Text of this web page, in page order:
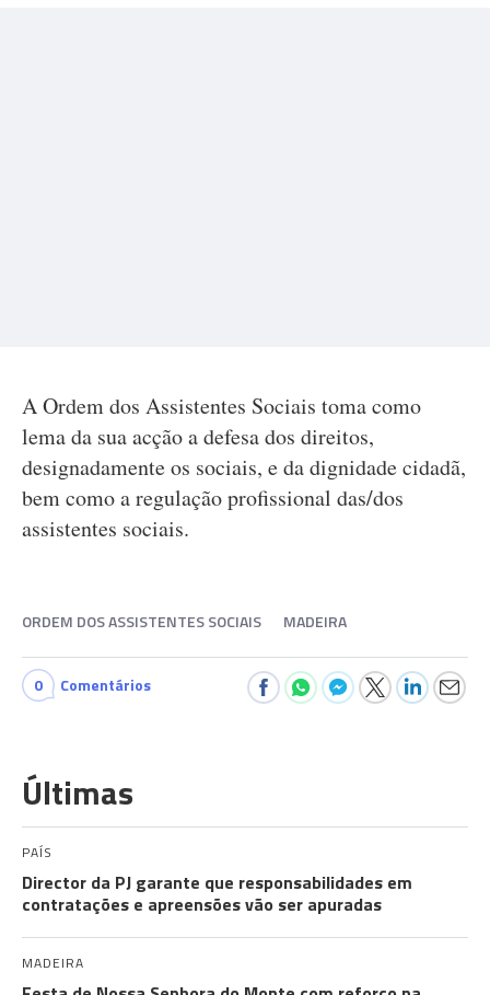
A Ordem dos Assistentes Sociais toma como
lema da sua acção a defesa dos direitos,
designadamente os sociais, e da dignidade cidadã,
bem como a regulação profissional das/dos
assistentes sociais.
ORDEM DOS ASSISTENTES SOCIAIS MADEIRA
0 Comentários
Últimas
PAÍS
Director da PJ garante que responsabilidades em
contratações e apreensões vão ser apuradas
MADEIRA